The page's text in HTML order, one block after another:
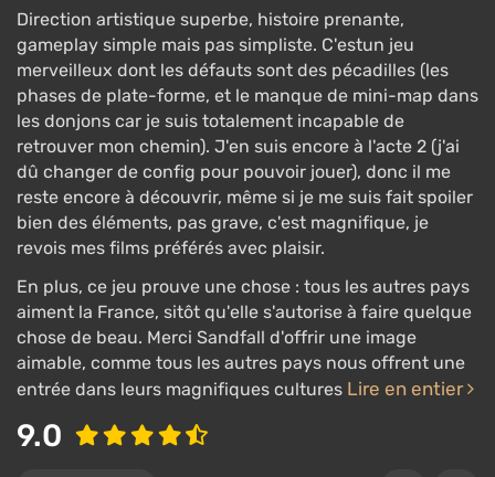
Direction artistique superbe, histoire prenante,
gameplay simple mais pas simpliste. C'estun jeu
merveilleux dont les défauts sont des pécadilles (les
phases de plate-forme, et le manque de mini-map dans
les donjons car je suis totalement incapable de
retrouver mon chemin). J'en suis encore à l'acte 2 (j'ai
dû changer de config pour pouvoir jouer), donc il me
reste encore à découvrir, même si je me suis fait spoiler
bien des éléments, pas grave, c'est magnifique, je
revois mes films préférés avec plaisir.
En plus, ce jeu prouve une chose : tous les autres pays
aiment la France, sitôt qu'elle s'autorise à faire quelque
chose de beau. Merci Sandfall d'offrir une image
aimable, comme tous les autres pays nous offrent une
entrée dans leurs magnifiques cultures Lire en entier
9.0